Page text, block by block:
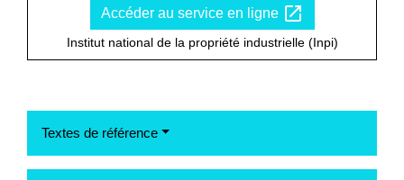
Accéder au service en ligne open_in_new
Institut national de la propriété industrielle (Inpi)
Textes de référence